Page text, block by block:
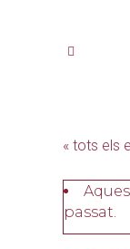
« tots els
passat.